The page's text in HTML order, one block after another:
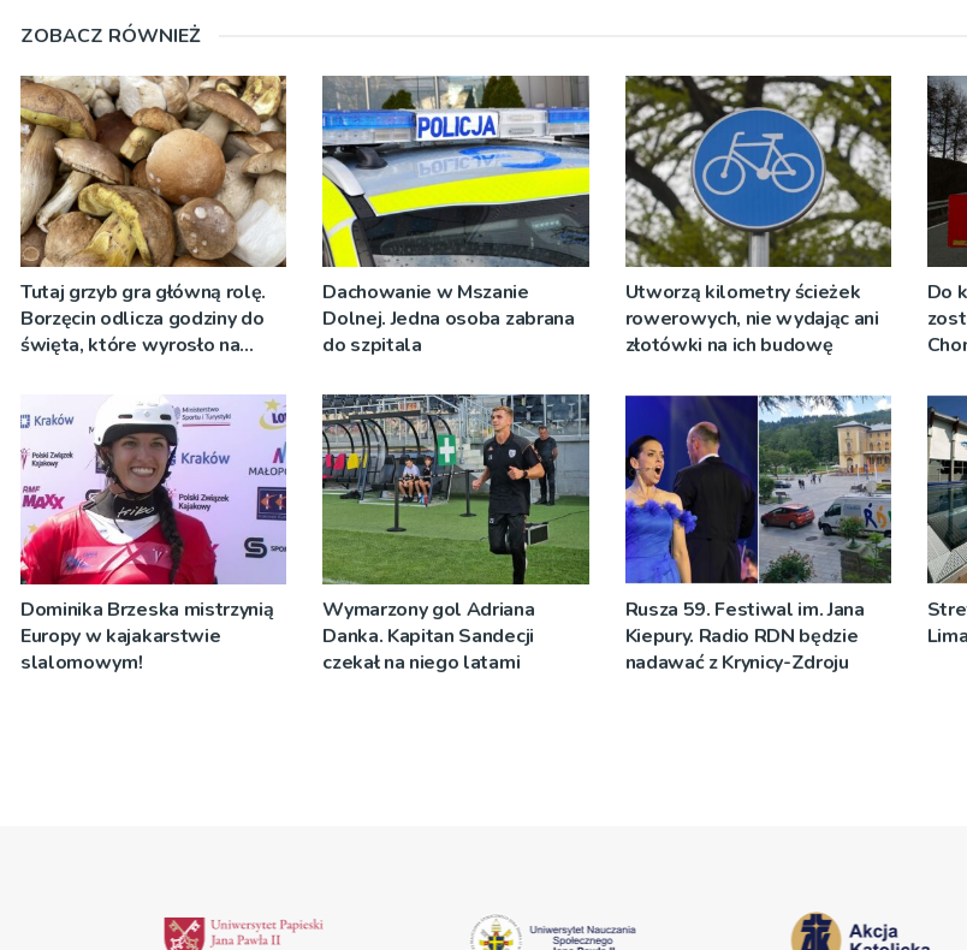
ZOBACZ RÓWNIEŻ
Tutaj grzyb gra główną rolę.
Borzęcin odlicza godziny do
święta, które wyrosło na
Dachowanie w Mszanie
Dolnej. Jedna osoba zabrana
do szpitala
Utworzą kilometry ścieżek
rowerowych, nie wydając ani
złotówki na ich budowę
Do
Dominika Brzeska mistrzynią
Europy w kajakarstwie
slalomowym!
Wymarzony gol Adriana
Danka. Kapitan Sandecji
czekał na niego latami
Rusza 59. Festiwal im. Jana
Kiepury. Radio RDN będzie
nadawać z Krynicy-Zdroju